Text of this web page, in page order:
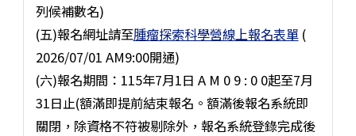
列候補數名)
(五)報名網址請至腫瘤探索科學營線上報名表單(
2026/07/01 AM9:00開通)
(六)報名期間：115年7月1日 A M 0 9 : 0 0起至7月
31日止(額滿即提前結束報名。額滿後報名系統即
關閉，除資格不符被剔除外，報名系統登錄完成後